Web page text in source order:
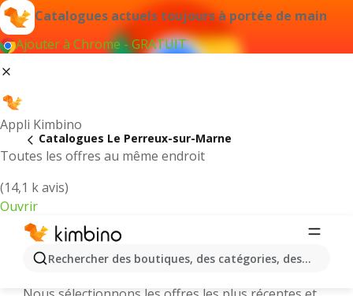
Catalogues actuels toujours à portée de main
Ajouter à Chrome - GRATUIT
Appli Kimbino
Toutes les offres au même endroit
(14,1 k avis)
Ouvrir
Rechercher des boutiques, des catégories, des
Catalogues Le Perreux-sur-Marne
Le Perreux-sur-Marne || Catalogues